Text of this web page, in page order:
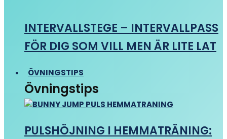
INTERVALLSTEGE – INTERVALLPASS
FÖR DIG SOM VILL MEN ÄR LITE LAT
ÖVNINGSTIPS
Övningstips
PULSHÖJNING I HEMMATRÄNING: